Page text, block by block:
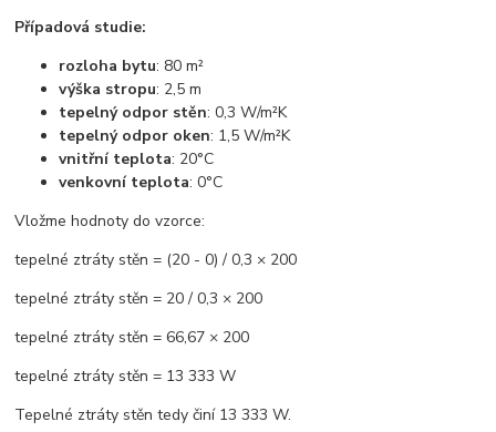
Případová studie:
rozloha bytu: 80 m²
výška stropu: 2,5 m
tepelný odpor stěn: 0,3 W/m²K
tepelný odpor oken: 1,5 W/m²K
vnitřní teplota: 20°C
venkovní teplota: 0°C
Vložme hodnoty do vzorce:
tepelné ztráty stěn = (20 - 0) / 0,3 × 200
tepelné ztráty stěn = 20 / 0,3 × 200
tepelné ztráty stěn = 66,67 × 200
tepelné ztráty stěn = 13 333 W
Tepelné ztráty stěn tedy činí 13 333 W.